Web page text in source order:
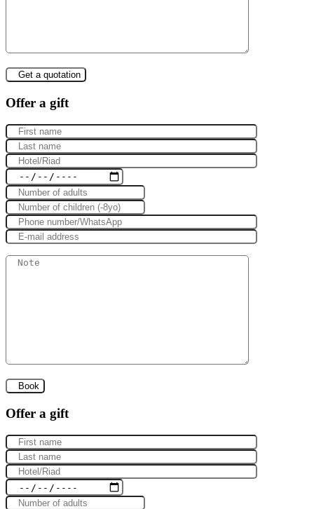
Offer a gift
Offer a gift